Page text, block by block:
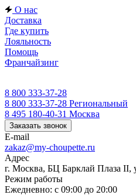
О нас
Доставка
Где купить
Лояльность
Помощь
Франчайзинг
8 800 333-37-28
8 800 333-37-28 Региональный
8 495 180-40-31 Москва
Заказать звонок
E-mail
zakaz@my-choupette.ru
Адрес
г. Москва, БЦ Барклай Плаза II,
Режим работы
Ежедневно: с 09:00 до 20:00